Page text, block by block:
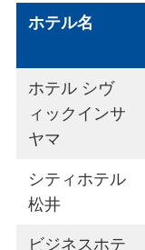
ホテル名
ホテル シヴ
ィックインサ
ヤマ
シティホテル
松井
ビジネスホテ